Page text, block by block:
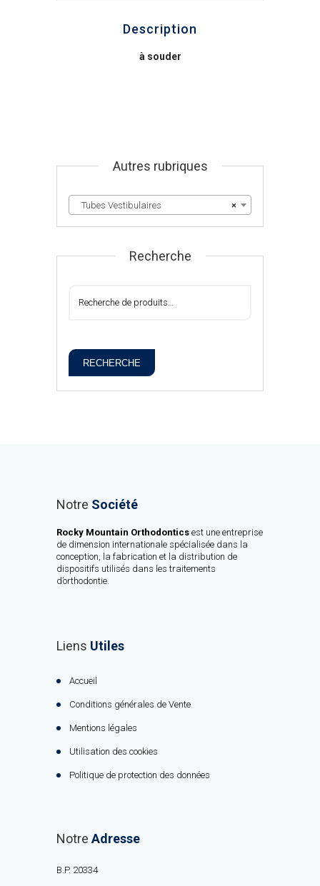
Description
à souder
Autres rubriques
×
Tubes Vestibulaires
Recherche
RECHERCHE
Notre Société
Rocky Mountain Orthodontics est une entreprise
de dimension internationale spécialisée dans la
conception, la fabrication et la distribution de
dispositifs utilisés dans les traitements
d’orthodontie.
Liens Utiles
Accueil
Conditions générales de Vente
Mentions légales
Utilisation des cookies
Politique de protection des données
Notre Adresse
B.P. 20334